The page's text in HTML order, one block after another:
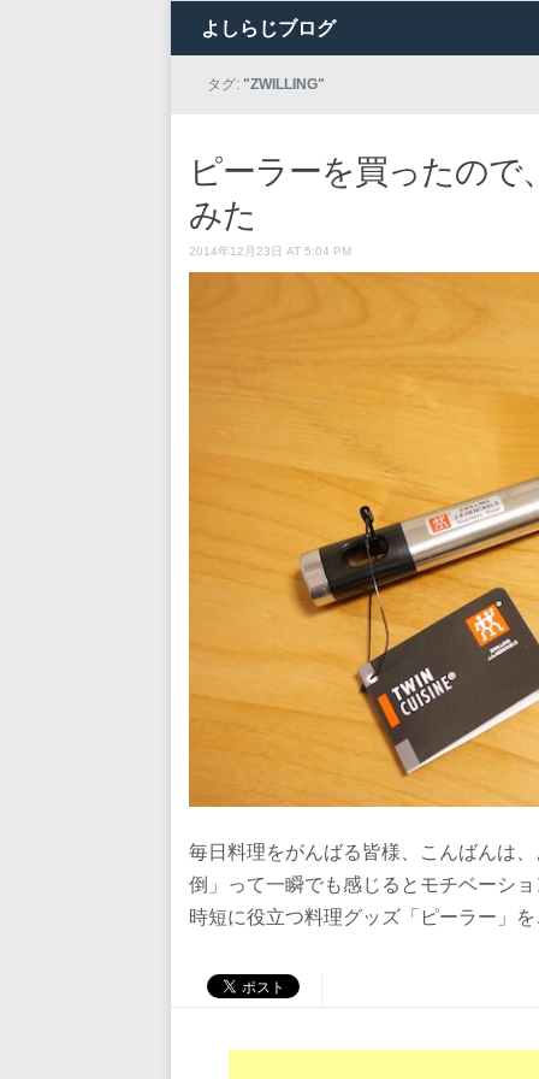
よしらじブログ
タグ: "ZWILLING"
ピーラーを買ったの
みた
2014年12月23日 AT 5:04 PM
毎日料理をがんばる皆様、こんばんは
倒」って一瞬でも感じるとモチベーシ
時短に役立つ料理グッズ「ピーラー」